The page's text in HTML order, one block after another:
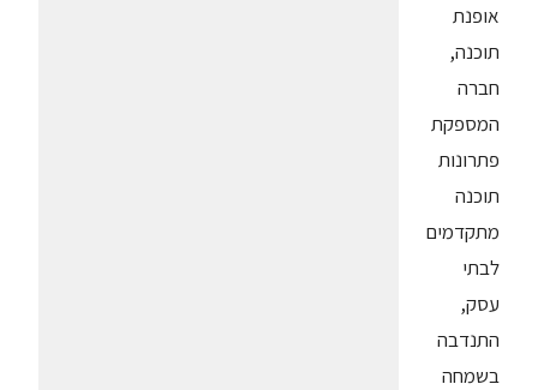
אופנת
תוכנה,
חברה
המספקת
פתרונות
תוכנה
מתקדמים
לבתי
עסק,
התנדבה
בשמחה